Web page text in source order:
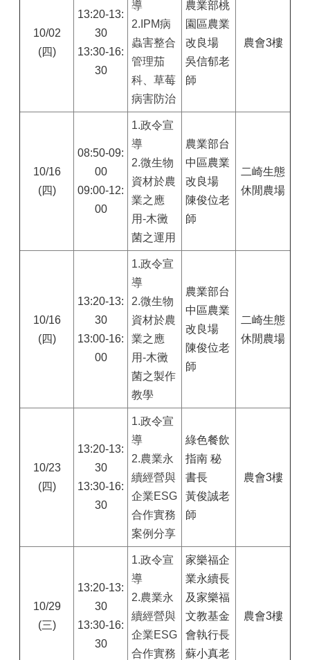
10/02
(四)
13:20-13:
30
13:30-16:
30
導
2.IPM病
蟲害整合
管理茄
科、草莓
病害防治
農業部桃
園區農業
改良場
吳信郁老
師
農會3樓
10/16
(四)
08:50-09:
00
09:00-12:
00
1.政令宣
導
2.微生物
資材於農
業之應
用-木黴
菌之運用
農業部台
中區農業
改良場
陳俊位老
師
二崎生態
休閒農場
10/16
(四)
13:20-13:
30
13:00-16:
00
1.政令宣
導
2.微生物
資材於農
業之應
用-木黴
菌之製作
教學
農業部台
中區農業
改良場
陳俊位老
師
二崎生態
休閒農場
10/23
(四)
13:20-13:
30
13:30-16:
30
1.政令宣
導
2.農業永
續經營與
企業ESG
合作實務
案例分享
綠色餐飲
指南 秘
書長
黃俊誠老
師
農會3樓
10/29
(三)
13:20-13:
30
13:30-16:
30
1.政令宣
導
2.農業永
續經營與
企業ESG
合作實務
家樂福企
業永續長
及家樂福
文教基金
會執行長
蘇小真老
農會3樓